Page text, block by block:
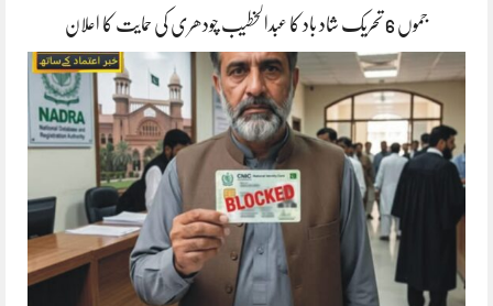
جموں 6 تحریک شاد باد کا عبدالخطیب چودھری کی حمایت کا اعلان